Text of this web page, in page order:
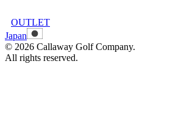
OUTLET
Japan
© 2026 Callaway Golf Company.
All rights reserved.